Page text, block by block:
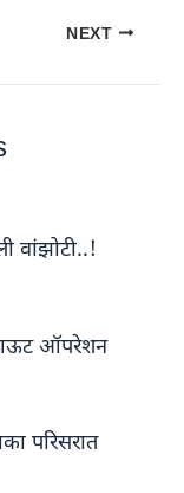
NEXT
वांझोटी..!
आऊट ऑपरेशन
परिसरात